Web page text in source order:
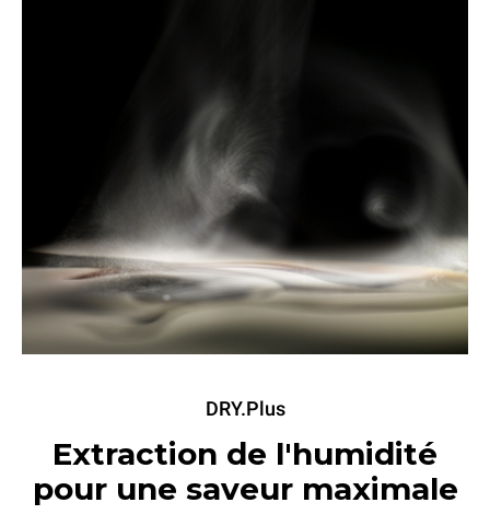
DRY.Plus
Extraction de l'humidité
pour une saveur maximale